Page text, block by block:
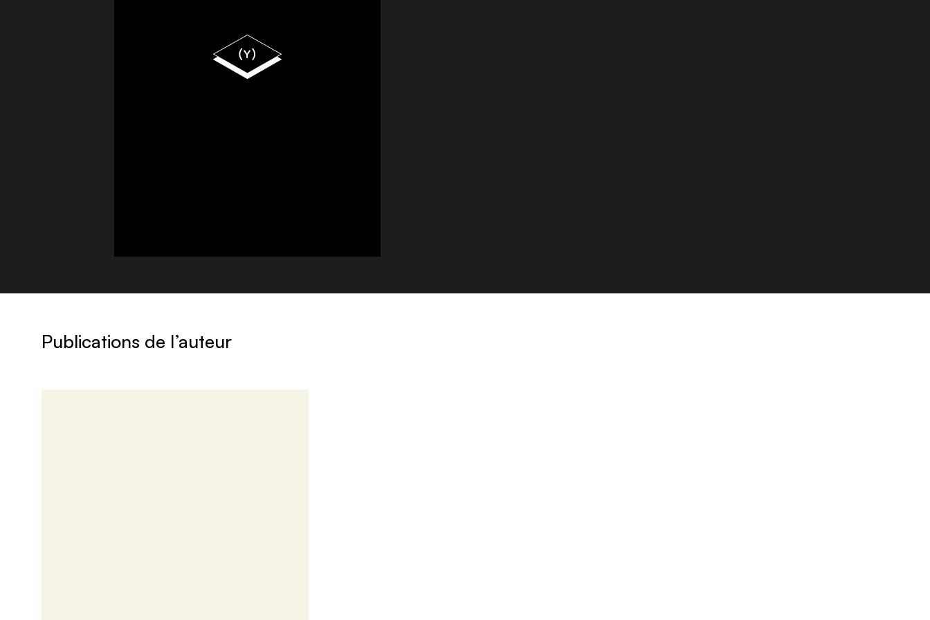
Publications de l’auteur